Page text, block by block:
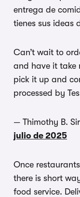
entrega de
tienes sus ideas
Can’t wait to
and have it take
pick it up and
processed by
— Thimothy B.
julio de 2025
Once
there is short
food service.